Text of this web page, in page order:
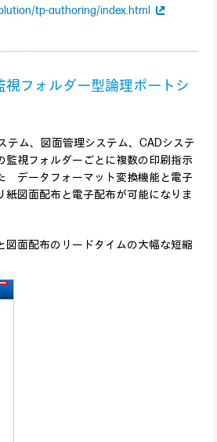
tp-authoring/index.html
フォルダー型論理ポートシ
ム、図面管理システム、CADシステ
監視フォルダーごとに複数の印刷指示
データフォーマット変換機能と電子
紙図面配布と電子配布が可能になりま
図面配布のリードタイムの大幅な短縮